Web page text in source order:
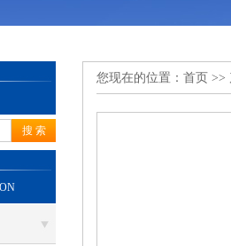
您现在的位置： 首页 >>